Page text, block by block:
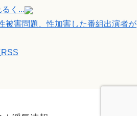
く...
被害問題、性加害した番組出演者が